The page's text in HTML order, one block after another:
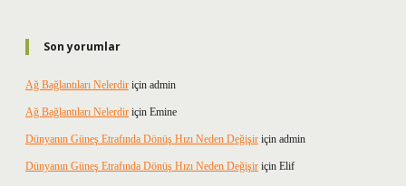
Son yorumlar
Ağ Bağlantıları Nelerdir için admin
Ağ Bağlantıları Nelerdir için Emine
Dünyanın Güneş Etrafında Dönüş Hızı Neden Değişir için admin
Dünyanın Güneş Etrafında Dönüş Hızı Neden Değişir için Elif